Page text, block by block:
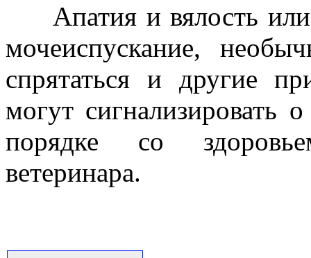
Апатия и вялость или
мочеиспускание,
спрятаться и другие
могут
порядке со
ветеринара.